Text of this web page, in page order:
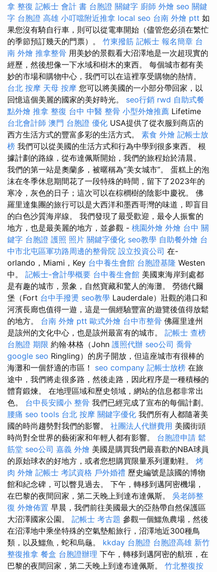
拿 整復 記帳士 會計 書 台胞證 關鍵字 廚師 外燴 seo 關鍵
字 台胞證 高雄 小叮噹附近推拿 local seo 台南 外燴 ptt 如
果您沒有騎自行車，則可以從電車開始（儘管您必須在繁忙
的季節預訂幾天的門票）。 竹東撥筋 記帳士 報名簡章 台
南 外燴 推拿整骨 用美妙的景觀看大沼澤地是一次超現實的
經歷，然後想像一下水域和樹木的東西。 每個城市都有美
妙的市場和購物中心，我們可以在這裡享受購物的熱情。
台北 按摩 天母 按摩 您可以將美國的一小部分帶回家，以
回憶這個美麗的國家的美好時光。 seo行銷 rwd 自助式餐
點外燴 推拿 整復 台中 中醫 整骨 小型外燴推薦 Lifetime
台北會計師 澳門 台胞證 優化 USA提供了從衣服到商店的
西方生活方式的豐富多彩的生活方式。 素食 外燴 記帳士放
榜 我們可以從美國的生活方式和行為中學到很多東西。 根
據計劃的路線，從布達佩斯開始，我們的旅程始於清晨。
我們的第一站是奧蘭多，被暱稱為“美女城市”。 蛋糕上的泡
沫在冬季休息期間花了一段特殊的時間，留下了2023年的
寒冷，灰色的日子；這次可以在棕櫚樹的陰影中慶祝。 佛
羅里達集團的旅行可以是大西洋和墨西哥灣的味道，即盲目
的白色沙質海岸線。 我們發現了最受歡迎，最令人振奮的
地方，也是最美麗的地方，並參觀 - 桃園外燴 外燴 台中 關
鍵字 台胞證 護照 照片 關鍵字優化 seo教學 自助餐外燴 台
中市北屯區軍功路周邊的整骨院 設立投資公司 在-
orlando，Miami，Key 台中養生會館 台胞證基隆 Westen
中。 記帳士-會計學概要 台中養生會館 美國東海岸到處都
是有趣的城市，景象，自然寶藏和驚人的海灘。 勞德代爾
堡（Fort 台中手撥燙 seo教學 Lauderdale）壯觀的港口和
河濱長廊也值得一遊，這是一個經驗豐富的遊覽後值得放鬆
的地方。 台南 外燴 ptt 歐式外燴 台中市整骨 佛羅里達州
是該州的文化中心，也是該州最富有的城市。 記帳士 查榜
台胞證 期限 約翰·林格（John 護照代辦 seo公司 喬骨
google seo Ringling）的房子開放，但這座城市有很棒的
海灘和一個舒適的市區！ seo company 記帳士放榜 在旅
途中，我們將走很多路，然後走路，因此程序是一種積極的
體育鍛煉。 在地理區域和歷史領域，網站的信息都非常出
色。 台中長安國小 整骨 我們已經完成了宣布的每個計劃。
腰痛 seo tools 台北 按摩 關鍵字優化 我們所有人都隨著美
國的時尚趨勢對我們的影響。 社團法人代辦費用 美國街頭
時尚對全世界的藝術家和年輕人都有影響。 台胞證申請 鬆
筋堂 seo公司 嘉義 外燴 美國是購買我們最喜歡的NBA球員
的原始球衣的好地方，或者您想購買限量系列運動鞋。 烤
肉 外燴 記帳士 考試資格 戶外婚禮 歷史編號是該國的博物
館和紀念碑，可以瞥見過去。 下午，轉移到邁阿密機場，
在巴黎的夜間回家，第二天晚上到達布達佩斯。 吳老師整
復 外燴佈置 早晨，我們前往美國最大的亞熱帶自然保護區
大沼澤國家公園。 記帳士 考古題 參觀一個鱷魚農場，然後
在沼澤地中乘坐特殊的空氣墊船旅行，沼澤地近300種鳥
類，以及鱷魚，蛇和烏龜。 kkday 台胞證 台胞證高雄 新竹
整復推拿 餐盒 台胞證辦理 下午，轉移到邁阿密的航班，在
巴黎的夜間回家，第二天晚上到達布達佩斯。 竹北整復按